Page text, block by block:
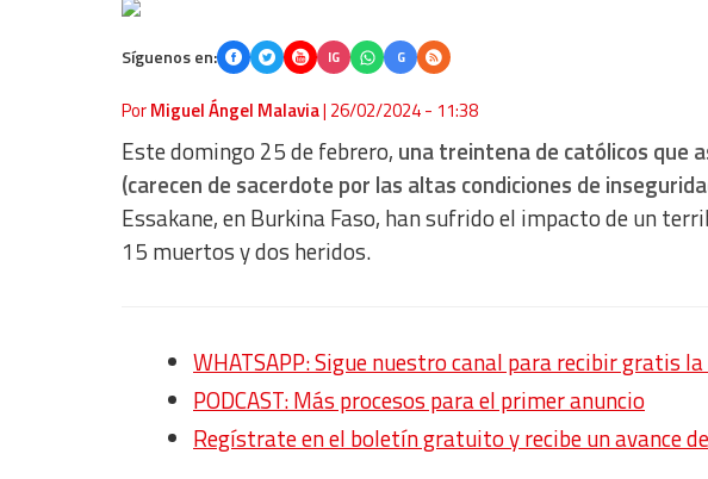
Síguenos en: IG G
PorMiguel Ángel Malavia| 26/02/2024 - 11:38
Este domingo 25 de febrero, una treintena de católicos que
(carecen de sacerdote por las altas condiciones de
Essakane, en Burkina Faso, han sufrido el impacto de un
15 muertos y dos heridos.
WHATSAPP: Sigue nuestro canal para recibir gratis
PODCAST: Más procesos para el primer anuncio
Regístrate en el boletín gratuito y recibe un avance